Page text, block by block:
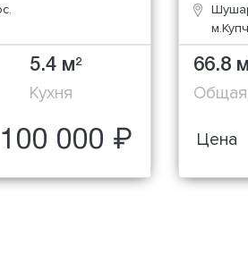
5.4 м2
Кухня
000 ₽
66.8 м
Общая
Цена